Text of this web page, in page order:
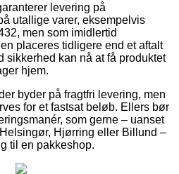
levering på
utallige varer, eksempelvis
men som imidlertid
placeres tidligere end et aftalt
sikkerhed kan nå at få produktet
hjem.
byder på fragtfri levering, men
for et fastsat beløb. Ellers bør
som gerne – uanset
Hjørring eller Billund –
til en pakkeshop.